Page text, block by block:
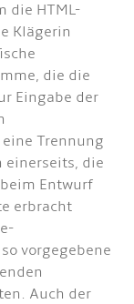
die HTML-
Klägerin
die die
Eingabe der
Trennung
einerseits, die
Entwurf
erbracht
vorgegebene
Auch der